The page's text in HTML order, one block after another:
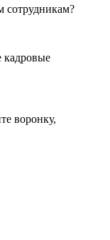
сотрудникам?
кадровые
воронку,